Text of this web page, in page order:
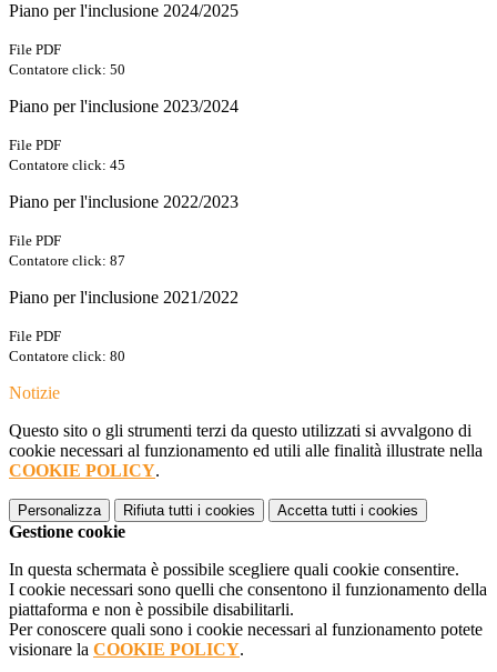
Piano per l'inclusione 2024/2025
File PDF
Contatore click: 50
Piano per l'inclusione 2023/2024
File PDF
Contatore click: 45
Piano per l'inclusione 2022/2023
File PDF
Contatore click: 87
Piano per l'inclusione 2021/2022
File PDF
Contatore click: 80
Notizie
Questo sito o gli strumenti terzi da questo utilizzati si avvalgono di
cookie necessari al funzionamento ed utili alle finalità illustrate nella
COOKIE POLICY.
Personalizza Rifiuta tutti i cookies Accetta tutti i cookies
Gestione cookie
In questa schermata è possibile scegliere quali cookie consentire.
I cookie necessari sono quelli che consentono il funzionamento della
piattaforma e non è possibile disabilitarli.
Per conoscere quali sono i cookie necessari al funzionamento potete
visionare la COOKIE POLICY.